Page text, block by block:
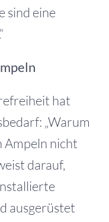
sind eine
hat
„Warum
Ampeln nicht
darauf,
ausgerüstet